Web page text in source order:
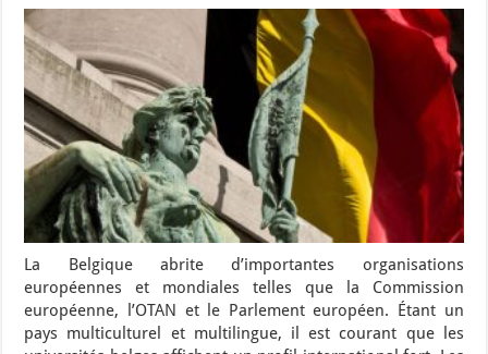
La Belgique abrite d’importantes organisations
européennes et mondiales telles que la Commission
européenne, l’OTAN et le Parlement européen. Étant un
pays multiculturel et multilingue, il est courant que les